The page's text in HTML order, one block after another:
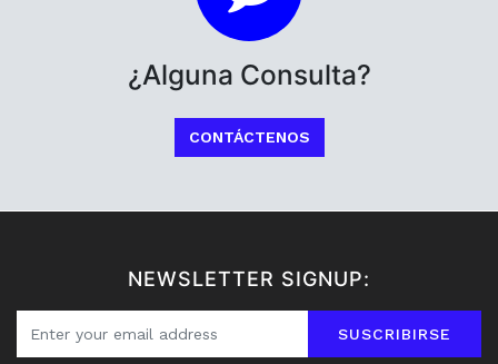
¿Alguna Consulta?
CONTÁCTENOS
NEWSLETTER SIGNUP:
SUSCRIBIRSE